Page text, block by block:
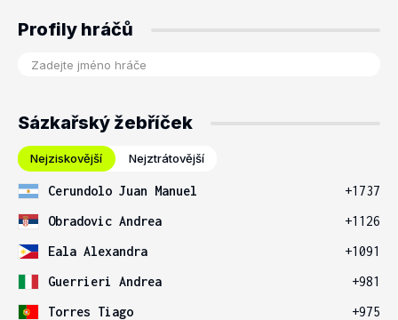
Profily hráčů
Sázkařský žebříček
Nejziskovější Nejztrátovější
Cerundolo Juan Manuel
+1737
Obradovic Andrea
+1126
Eala Alexandra
+1091
Guerrieri Andrea
+981
Torres Tiago
+975